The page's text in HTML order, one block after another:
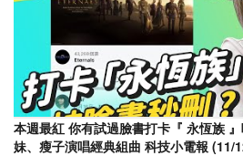
本週最紅 你有試過臉書打卡『 永恆族
妹、瘦子演唱經典組曲 科技小電報 (11/